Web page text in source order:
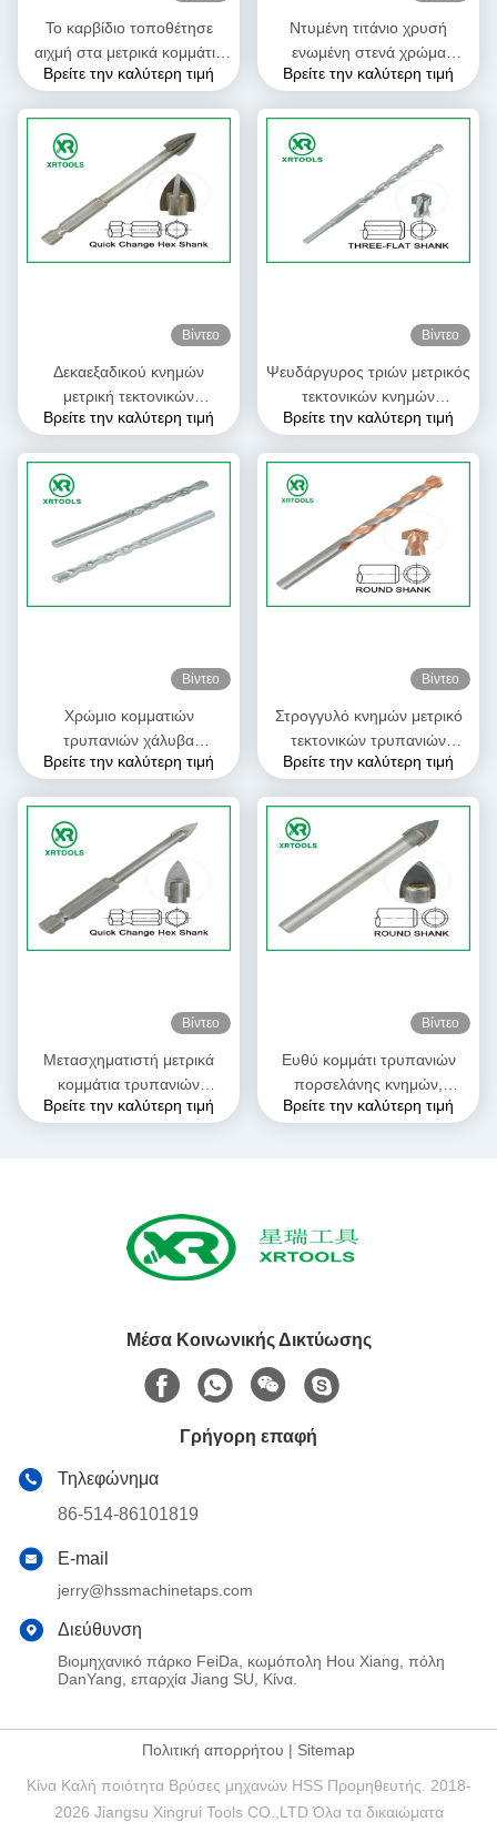
Το καρβίδιο τοποθέτησε
αιχμή στα μετρικά κομμάτια
τρυπανιών τεκτονικών
γρανίτη/τις πέτρες
Βρείτε την καλύτερη τιμή
Ντυμένη τιτάνιο χρυσή
ενωμένη στενά χρώμα
διαδικασία κομματιών
γυαλιού μετρική
Βρείτε την καλύτερη τιμή
Βίντεο
Δεκαεξαδικού κνημών
μετρική τεκτονικών
τρυπανιών άκρη καρβιδίου
γυαλί/το κεραμικό κεραμίδι
Βρείτε την καλύτερη τιμή
Βίντεο
Ψευδάργυρος τριών μετρικός
τεκτονικών κνημών
επιπέδων μπιτ τρυπανιών
αυτόματη ενωμένη στενά
Βρείτε την καλύτερη τιμή
Βίντεο
Χρώμιο κομματιών
τρυπανιών χάλυβα
φλαούτων Ρ που καλύπτεται
θερμικής επεξεργασίας
Βρείτε την καλύτερη τιμή
Βίντεο
Στρογγυλό κνημών μετρικό
τεκτονικών τρυπανιών
φλάουτο Λ κομματιών
συγκεκριμένο τούβλο
Βρείτε την καλύτερη τιμή
Βίντεο
Μετασχηματιστή μετρικά
κομμάτια τρυπανιών
τεκτονικών για το γυαλί/
Βρείτε την καλύτερη τιμή
Βίντεο
Ευθύ κομμάτι τρυπανιών
πορσελάνης κνημών,
ανατιναγμένο άμμος κομμάτι
Βρείτε την καλύτερη τιμή
Μέσα Κοινωνικής Δικτύωσης
Γρήγορη επαφή
Τηλεφώνημα
86-514-86101819
E-mail
jerry@hssmachinetaps.com
Διεύθυνση
Βιομηχανικό πάρκο FeiDa, κωμόπολη Hou Xiang, πόλη
DanYang, επαρχία Jiang SU, Κίνα.
Πολιτική απορρήτου | Sitemap
Κίνα Καλή ποιότητα Βρύσες μηχανών HSS Προμηθευτής. 2018-
2026 Jiangsu Xingrui Tools CO.,LTD Όλα τα δικαιώματα